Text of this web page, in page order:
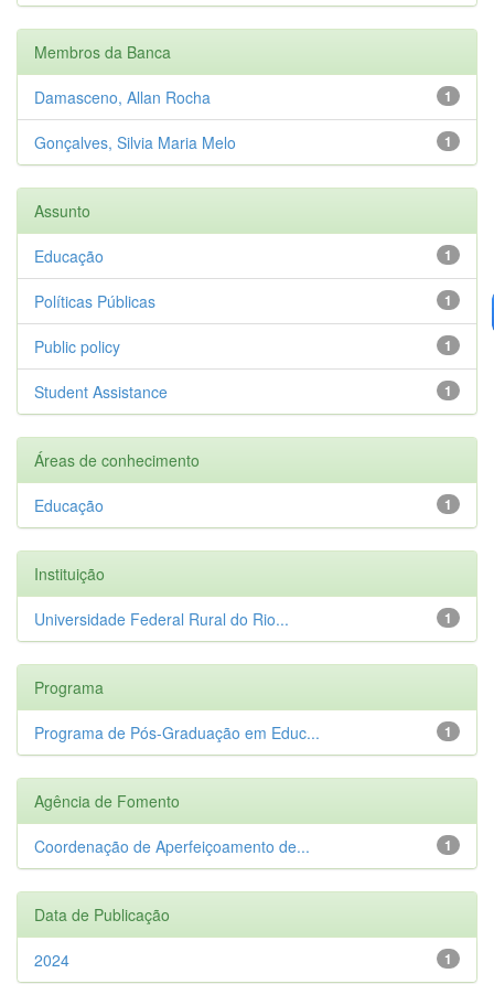
Membros da Banca
1
Damasceno, Allan Rocha
1
Gonçalves, Silvia Maria Melo
Assunto
1
Educação
1
Políticas Públicas
1
Public policy
1
Student Assistance
Áreas de conhecimento
1
Educação
Instituição
1
Universidade Federal Rural do Rio...
Programa
1
Programa de Pós-Graduação em Educ...
Agência de Fomento
1
Coordenação de Aperfeiçoamento de...
Data de Publicação
1
2024